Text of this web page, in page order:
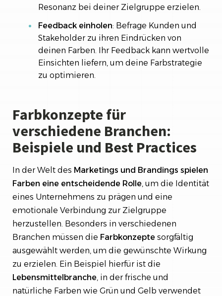
Resonanz bei deiner Zielgruppe erzielen.
Feedback einholen: Befrage Kunden und
Stakeholder zu ihren Eindrücken von
deinen Farben. Ihr Feedback kann wertvolle
Einsichten liefern, um deine Farbstrategie
zu optimieren.
Farbkonzepte für
verschiedene Branchen:
Beispiele und Best Practices
In der Welt des Marketings und Brandings spielen
Farben eine entscheidende Rolle, um die Identität
eines Unternehmens zu prägen und eine
emotionale Verbindung zur Zielgruppe
herzustellen. Besonders in verschiedenen
Branchen müssen die Farbkonzepte sorgfältig
ausgewählt werden, um die gewünschte Wirkung
zu erzielen. Ein Beispiel hierfür ist die
Lebensmittelbranche, in der frische und
natürliche Farben wie Grün und Gelb verwendet